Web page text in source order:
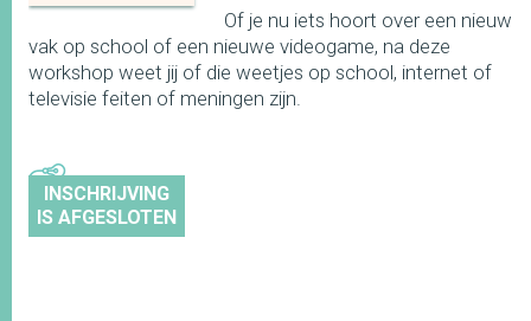
Of je nu iets hoort over een nieuw
vak op school of een nieuwe videogame, na deze
workshop weet jij of die weetjes op school, internet of
televisie feiten of meningen zijn.
INSCHRIJVING
IS AFGESLOTEN